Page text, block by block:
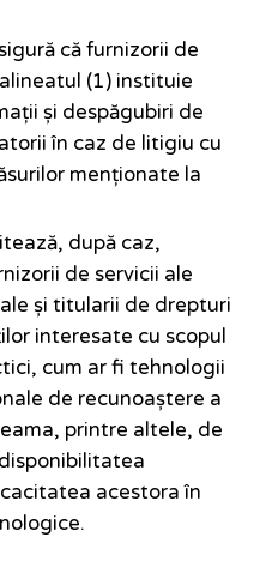
că furnizorii de
(1) instituie
și despăgubiri de
în caz de litigiu cu
menționate la
după caz,
de servicii ale
și titularii de drepturi
interesate cu scopul
cum ar fi tehnologii
de recunoaștere a
printre altele, de
acestora în